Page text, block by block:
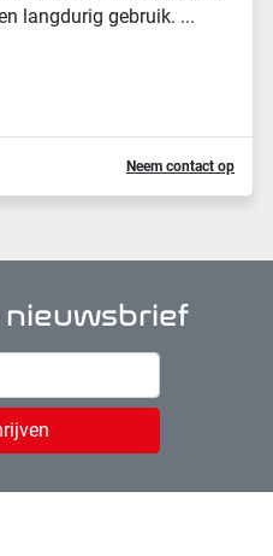
langdurig gebruik. ...
Neem contact op